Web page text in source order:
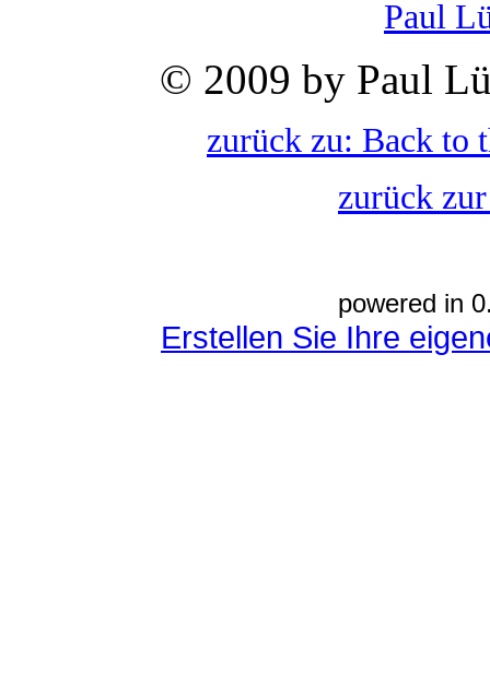
Paul
© 2009 by Paul
zurück zu: Back to
zurück
powered in
Erstellen Sie Ihre